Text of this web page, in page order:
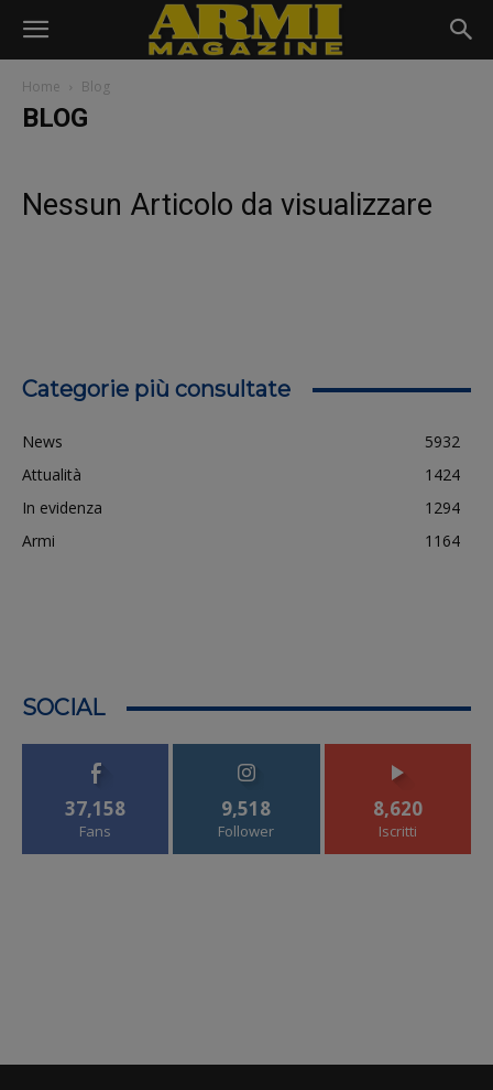
Home Blog
BLOG
Nessun Articolo da visualizzare
Categorie più consultate
News
5932
Attualità
1424
In evidenza
1294
Armi
1164
SOCIAL
37,158
Fans
9,518
Follower
8,620
Iscritti